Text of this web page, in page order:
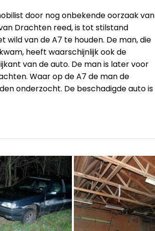
door nog onbekende oorzaak van
Drachten reed, is tot stilstand
van de A7 te houden. De man, die
heeft waarschijnlijk ook de
van de auto. De man is later voor
Waar op de A7 de man de
onderzocht. De beschadigde auto is